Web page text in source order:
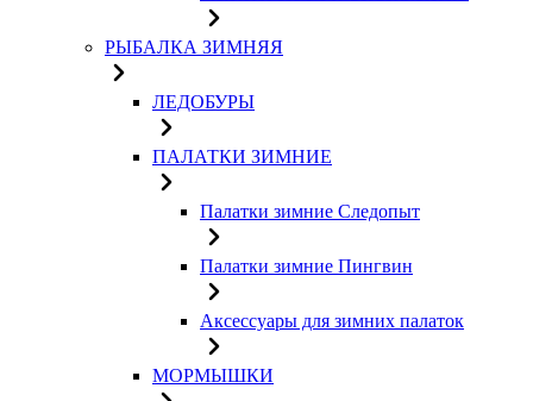
РЫБАЛКА ЗИМНЯЯ
ЛЕДОБУРЫ
ПАЛАТКИ ЗИМНИЕ
Палатки зимние Следопыт
Палатки зимние Пингвин
Аксессуары для зимних палаток
МОРМЫШКИ